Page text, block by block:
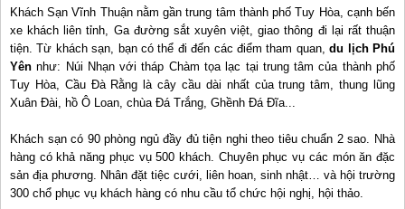
Khách Sạn Vĩnh Thuận nằm gần trung tâm thành phố Tuy Hòa, cạnh bến
xe khách liên tỉnh, Ga đường sắt xuyên việt, giao thông đi lại rất thuận
tiện. Từ khách sạn, bạn có thể đi đến các điểm tham quan,du lịch Phú
Yên như: Núi Nhạn với tháp Chàm tọa lạc tại trung tâm của thành phố
Tuy Hòa, Cầu Đà Rằng là cây cầu dài nhất của trung tâm, thung lũng
Xuân Đài, hồ Ô Loan, chùa Đá Trắng, Ghềnh Đá Đĩa...
Khách sạn có 90 phòng ngủ đầy đủ tiện nghi theo tiêu chuẩn 2 sao. Nhà
hàng có khả năng phục vụ 500 khách. Chuyên phục vụ các món ăn đặc
sản địa phương. Nhân đặt tiệc cưới, liên hoan, sinh nhật… và hội trường
300 chổ phục vụ khách hàng có nhu cầu tổ chức hội nghị, hội thảo.